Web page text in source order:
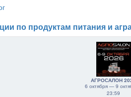
по продуктам питания и
АГРОСАЛОН
6 октября — 9
23:59